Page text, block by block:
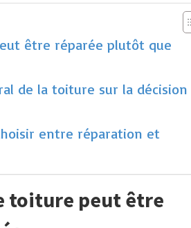
être réparée plutôt que
de la toiture sur la décision
entre réparation et
toiture peut être